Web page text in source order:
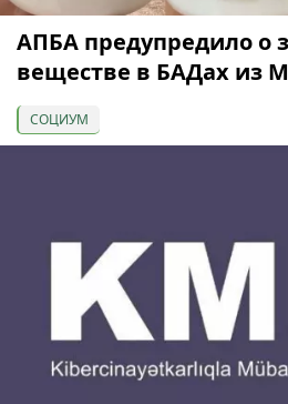
АПБА предупредило о
веществе в БАДах из
СОЦИУМ